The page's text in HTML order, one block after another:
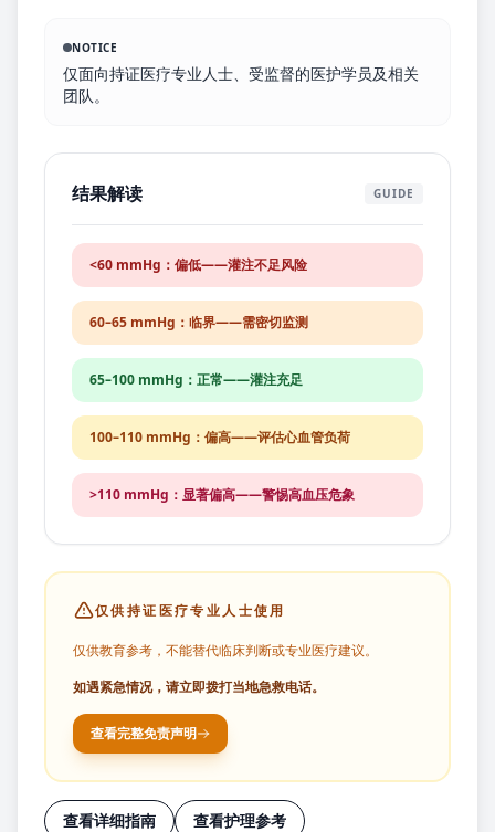
NOTICE
仅面向持证医疗专业人士、受监督的医护学员及相关
团队。
结果解读 GUIDE
<60 mmHg：偏低——灌注不足风险
60–65 mmHg：临界——需密切监测
65–100 mmHg：正常——灌注充足
100–110 mmHg：偏高——评估心血管负荷
>110 mmHg：显著偏高——警惕高血压危象
仅供持证医疗专业人士使用
仅供教育参考，不能替代临床判断或专业医疗建议。
如遇紧急情况，请立即拨打当地急救电话。
查看完整免责声明
查看详细指南 查看护理参考